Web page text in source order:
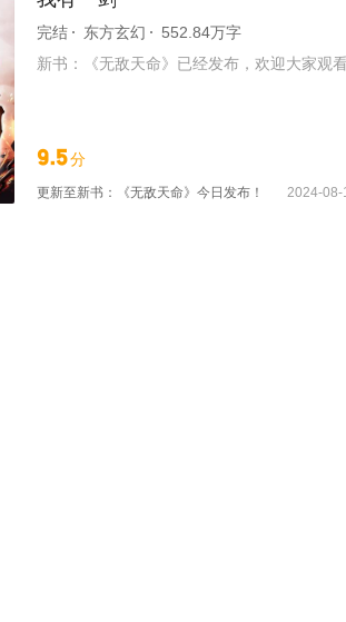
完结 东方玄幻
552.84万字
新书：《无敌天命》已经发布，欢迎大家观
9.5分
更新至新书：《无敌天命》今日发布！ 2024-08-